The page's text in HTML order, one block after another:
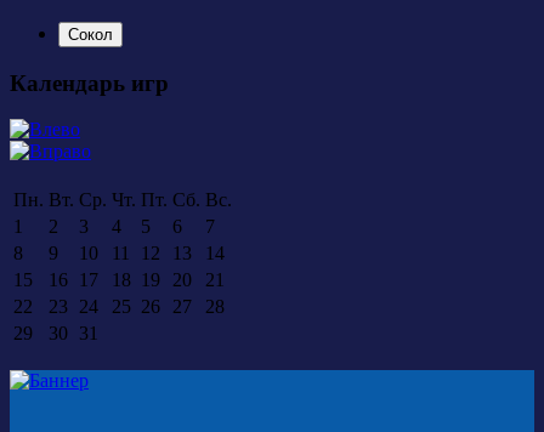
Сокол
Календарь игр
Пн. Вт. Ср. Чт. Пт. Сб. Вс.
1
2 3 4 5 6
7
8
9 10 11 12 13
14
15
16 17 18 19 20
21
22
23 24 25 26 27
28
29
30 31